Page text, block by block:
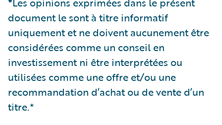
document le sont à titre informatif
uniquement et ne doivent aucunement être
considérées comme un conseil en
investissement ni être interprétées ou
utilisées comme une offre et/ou une
recommandation d’achat ou de vente d’un
titre.*